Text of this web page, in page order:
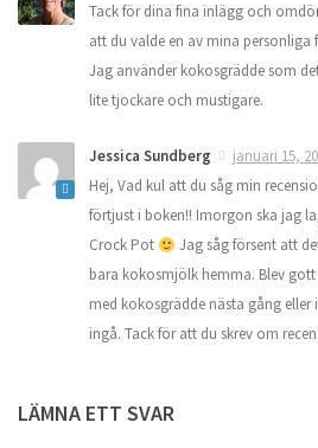
Tack för dina fina inlägg och
att du valde en av mina
Jag använder kokosgrädde som
lite tjockare och mustigare.
Jessica Sundberg
januari 15,
Hej, Vad kul att du såg min
förtjust i boken!! Imorgon ska jag
Crock Pot
Jag såg försent att
bara kokosmjölk hemma. Blev gott
med kokosgrädde nästa gång eller
ingå. Tack för att du skrev om
LÄMNA ETT SVAR